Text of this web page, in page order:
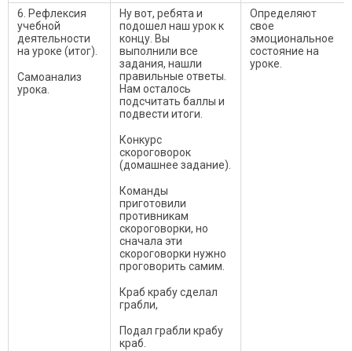
6. Рефлексия
учебной
деятельности
на уроке (итог).
Самоанализ
урока.
Ну вот, ребята и
подошел наш урок к
концу. Вы
выполнили все
задания, нашли
правильные ответы.
Нам осталось
подсчитать баллы и
подвести итоги.
Конкурс
скороговорок
(домашнее задание).
Команды
приготовили
противникам
скороговорки, но
сначала эти
скороговорки нужно
проговорить самим.
Краб крабу сделал
грабли,
Подал грабли крабу
краб.
Определяют
свое
эмоциональное
состояние на
уроке.